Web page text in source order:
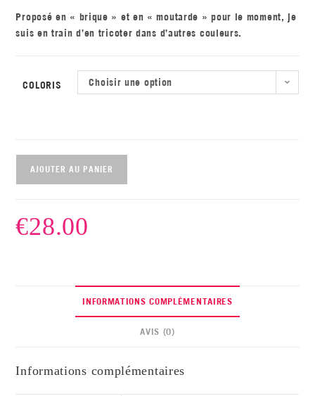
Proposé en « brique » et en « moutarde » pour le moment, je
suis en train d’en tricoter dans d’autres couleurs.
COLORIS Choisir une option
AJOUTER AU PANIER
€28.00
INFORMATIONS COMPLÉMENTAIRES
AVIS (0)
Informations complémentaires